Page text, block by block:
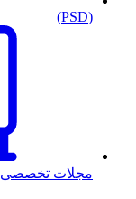
(PSD)
مجلات تخصصی